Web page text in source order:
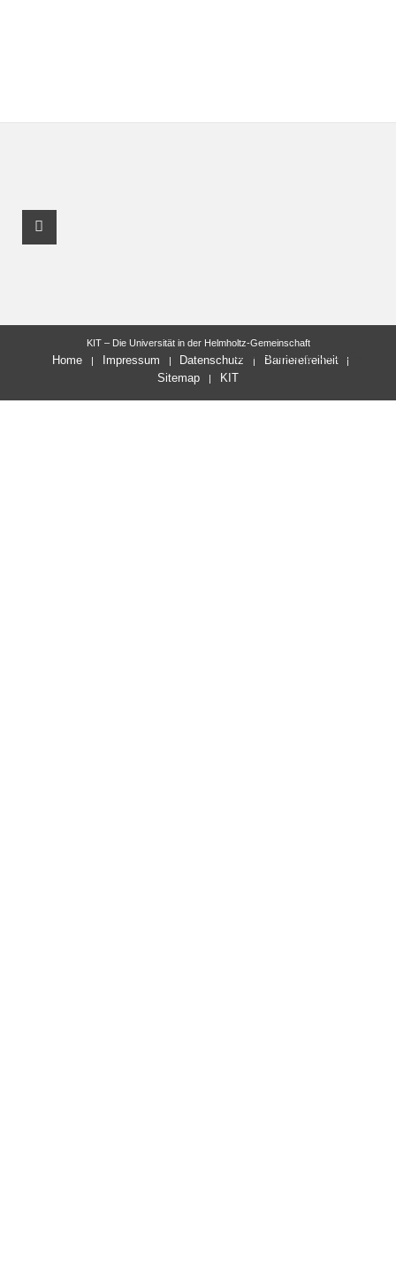
Facebook Profil
letzte Änderung: 05.10.2023
KIT – Die Universität in der Helmholtz-Gemeinschaft
Home Impressum Datenschutz
Barrierefreiheit
Sitemap
KIT